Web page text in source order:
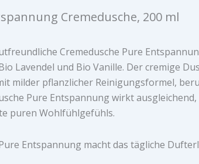
Cremedusche, 200 ml
Cremedusche Pure
Lavendel und Bio Vanille. Der cremige
milder pflanzlicher Reinigungsformel,
Pure Entspannung wirkt
puren Wohlfühlgefühls.
Entspannung macht das tägliche